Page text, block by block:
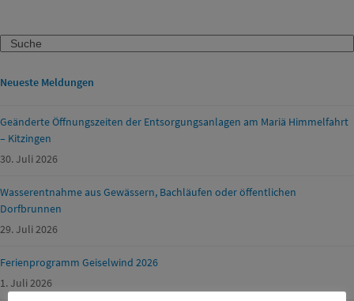
Search
Neueste Meldungen
Geänderte Öffnungszeiten der Entsorgungsanlagen am Mariä Himmelfahrt
– Kitzingen
30. Juli 2026
Wasserentnahme aus Gewässern, Bachläufen oder öffentlichen
Dorfbrunnen
29. Juli 2026
Ferienprogramm Geiselwind 2026
1. Juli 2026